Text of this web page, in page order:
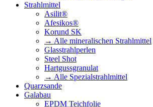
Strahlmittel
Asilit®
Afesikos®
Korund SK
→ Alle mineralischen Strahlmittel
Glasstrahlperlen
Steel Shot
Hartgussgranulat
→ Alle Spezialstrahlmittel
Quarzsande
Galabau
EPDM Teichfolie